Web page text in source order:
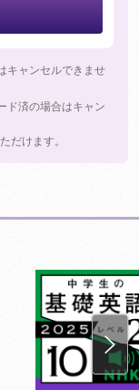
キャンセルできませ
ド済の場合はキャン
だけます。